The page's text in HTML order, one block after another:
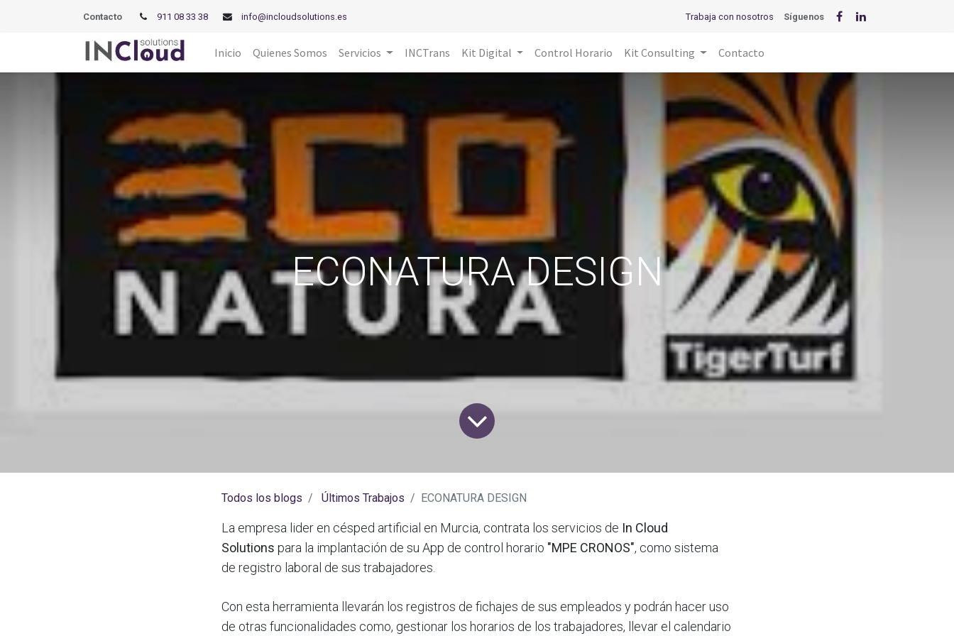
Contacto 911 08 33 38 info@incloudsolutions.es Trabaja con nosotros Síguenos
Inicio Quienes Somos Servicios INCTrans Kit Digital Control Horario Kit Consulting Contacto
ECONATURA DESIGN
Todos los blogs Últimos Trabajos ECONATURA DESIGN
La empresa lider en césped artificial en Murcia, contrata los servicios de In Cloud
Solutions para la implantación de su App de control horario "MPE CRONOS", como sistema
de registro laboral de sus trabajadores.
Con esta herramienta llevarán los registros de fichajes de sus empleados y podrán hacer uso
de otras funcionalidades como, gestionar los horarios de los trabajadores, llevar el calendario